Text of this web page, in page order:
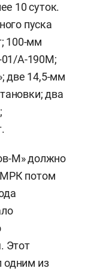
10 суток.
пуска
100-мм
01/А-190М;
две 14,5-мм
два
М» должно
МРК потом
Этот
одним из